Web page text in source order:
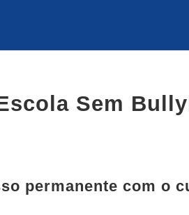
Sem
permanente com o